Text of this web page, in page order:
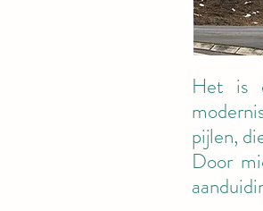
Het is
pijlen,
Door